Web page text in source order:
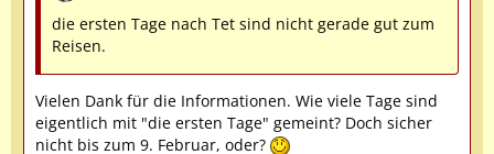
die ersten Tage nach Tet sind nicht gerade gut zum
Reisen.
Vielen Dank für die Informationen. Wie viele Tage sind
eigentlich mit "die ersten Tage" gemeint? Doch sicher
nicht bis zum 9. Februar, oder?